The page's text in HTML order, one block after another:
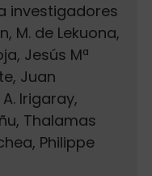
investigadores
M. de Lekuona,
Jesús Mª
Juan
Irigaray,
Thalamas
Philippe